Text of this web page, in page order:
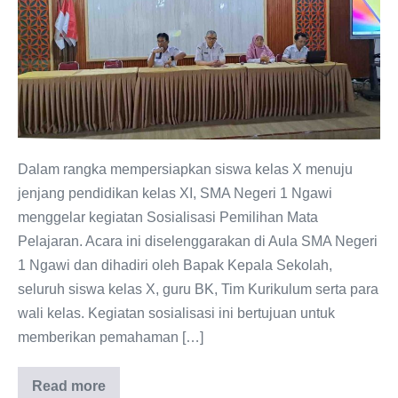
Pelajaran
bagi
Siswa
Kelas
X
SMA
Negeri
1
Persiapan
Menuju
Kelas
Dalam rangka mempersiapkan siswa kelas X menuju
jenjang pendidikan kelas XI, SMA Negeri 1 Ngawi
menggelar kegiatan Sosialisasi Pemilihan Mata
Pelajaran. Acara ini diselenggarakan di Aula SMA Negeri
1 Ngawi dan dihadiri oleh Bapak Kepala Sekolah,
seluruh siswa kelas X, guru BK, Tim Kurikulum serta para
wali kelas. Kegiatan sosialisasi ini bertujuan untuk
memberikan pemahaman […]
Read more
Sosialisasi